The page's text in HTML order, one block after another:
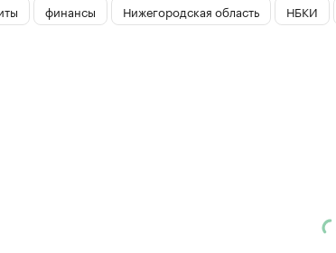
финансы Нижегородская область НБКИ